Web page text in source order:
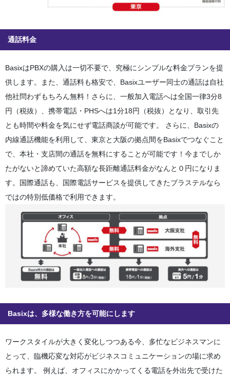
通話料金
BasixはPBXの購入は一切不要で、究極にシンプルな料金プランを提
供します。また、通話料も格安で、Basixユーザー同士の通話は自社
他社問わずもちろん無料！さらに、一般加入電話へは全国一律3分8
円（税抜）
、携帯電話・PHSへは1分18円（税抜）
となり、取引先
とも時間や料金を気にせず電話商談が可能です。 さらに、Basixの
内線通話機能を利用して、東京と大阪の拠点間をBasixでつなぐこと
で、本社・支店間の通話を無料にすることが可能です！今までしか
たがないと諦めていた高額な長距離通話料金がなんと ０円になりま
す。国際通話も、国際電話サービスを提供してきたブラステルなら
ではの特別低価格で利用できます。
Basixは、多様な働き方を可能にします
ワークスタイルが大きく変化しつつある今、多忙なビジネスマンに
とって、臨機応変な対応がビジネスコミュニケーションの場に求め
られます。 例えば、オフィスにかかってくる電話を外出先で受けた